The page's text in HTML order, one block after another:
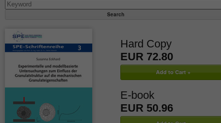
Hard Copy
EUR 72.80
E-book
EUR 50.96